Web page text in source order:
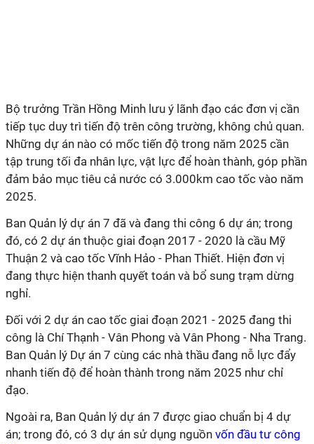
Bộ trưởng Trần Hồng Minh lưu ý lãnh đạo các đơn vị cần
tiếp tục duy trì tiến độ trên công trường, không chủ quan.
Những dự án nào có mốc tiến độ trong năm 2025 cần
tập trung tối đa nhân lực, vật lực để hoàn thành, góp phần
đảm bảo mục tiêu cả nước có 3.000km cao tốc vào năm
2025.
Ban Quản lý dự án 7 đã và đang thi công 6 dự án; trong
đó, có 2 dự án thuộc giai đoạn 2017 - 2020 là cầu Mỹ
Thuận 2 và cao tốc Vĩnh Hảo - Phan Thiết. Hiện đơn vị
đang thực hiện thanh quyết toán và bổ sung trạm dừng
nghỉ.
Đối với 2 dự án cao tốc giai đoạn 2021 - 2025 đang thi
công là Chí Thạnh - Vân Phong và Vân Phong - Nha Trang.
Ban Quản lý Dự án 7 cùng các nhà thầu đang nỗ lực đẩy
nhanh tiến độ để hoàn thành trong năm 2025 như chỉ
đạo.
Ngoài ra, Ban Quản lý dự án 7 được giao chuẩn bị 4 dự
án; trong đó, có 3 dự án sử dụng nguồn vốn đầu tư công